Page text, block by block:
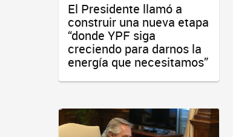
El Presidente llamó a
construir una nueva etapa
“donde YPF siga
creciendo para darnos la
energía que necesitamos”